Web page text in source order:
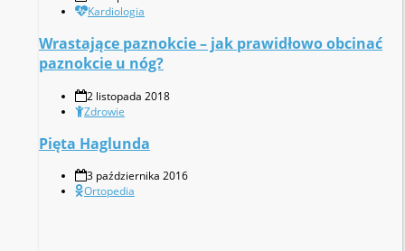
Kardiologia
Wrastające paznokcie – jak prawidłowo obcinać
paznokcie u nóg?
2 listopada 2018
Zdrowie
Pięta Haglunda
3 października 2016
Ortopedia